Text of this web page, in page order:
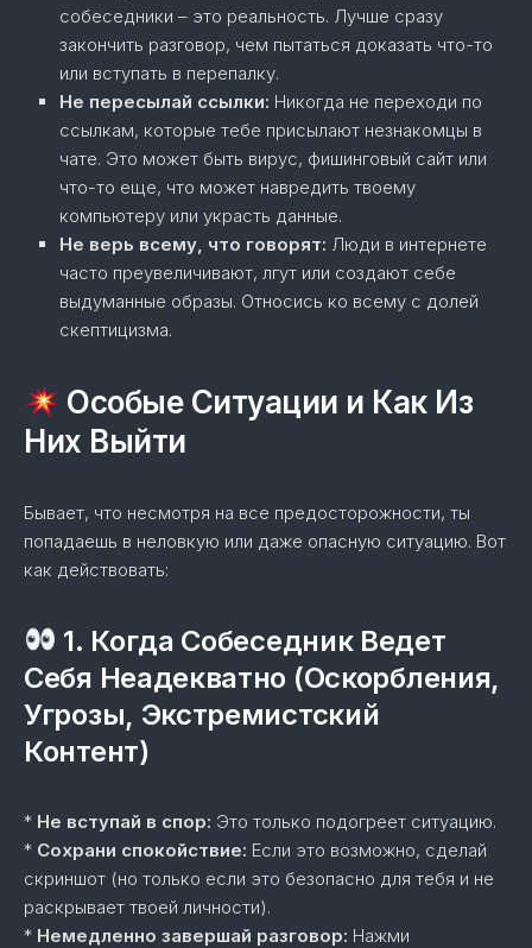
собеседники – это реальность. Лучше сразу
закончить разговор, чем пытаться доказать что-то
или вступать в перепалку.
Не пересылай ссылки: Никогда не переходи по
ссылкам, которые тебе присылают незнакомцы в
чате. Это может быть вирус, фишинговый сайт или
что-то еще, что может навредить твоему
компьютеру или украсть данные.
Не верь всему, что говорят: Люди в интернете
часто преувеличивают, лгут или создают себе
выдуманные образы. Относись ко всему с долей
скептицизма.
Особые Ситуации и Как Из
Них Выйти
Бывает, что несмотря на все предосторожности, ты
попадаешь в неловкую или даже опасную ситуацию. Вот
как действовать:
1. Когда Собеседник Ведет
Себя Неадекватно (Оскорбления,
Угрозы, Экстремистский
Контент)
* Не вступай в спор: Это только подогреет ситуацию.
* Сохрани спокойствие: Если это возможно, сделай
скриншот (но только если это безопасно для тебя и не
раскрывает твоей личности).
* Немедленно завершай разговор: Нажми